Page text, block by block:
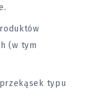
(w tym
typu